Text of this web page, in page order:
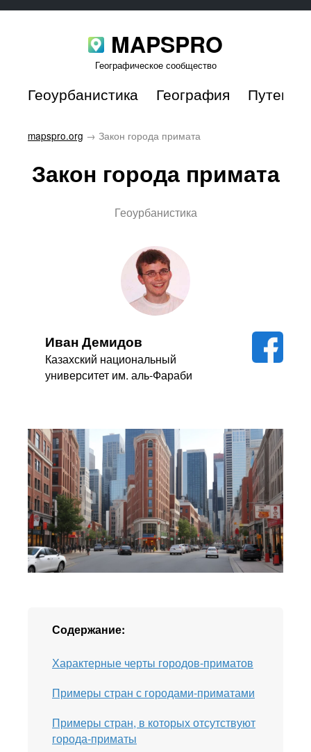
MAPSPRO
Географическое сообщество
Геоурбанистика География
mapspro.org → Закон города примата
Закон города примата
Геоурбанистика
Иван Демидов
Казахский национальный
университет им. аль-Фараби
Содержание:
Характерные черты городов-приматов
Примеры стран с городами-приматами
Примеры стран, в которых отсутствуют
города-приматы